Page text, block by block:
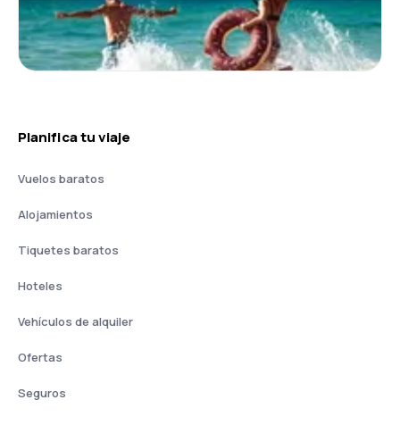
Planifica tu viaje
Vuelos baratos
Alojamientos
Tiquetes baratos
Hoteles
Vehículos de alquiler
Ofertas
Seguros